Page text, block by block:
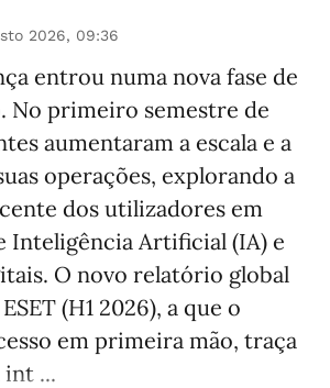
2026, 09:36
entrou numa nova fase de
No primeiro semestre de
aumentaram a escala e a
operações, explorando a
dos utilizadores em
Inteligência Artificial (IA) e
O novo relatório global
(H1 2026), a que o
em primeira mão, traça
int ...